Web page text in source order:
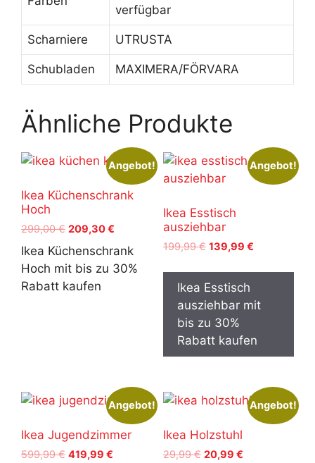
verfügbar
Scharniere UTRUSTA
Schubladen MAXIMERA/FÖRVARA
Ähnliche Produkte
Angebot!
Ikea Küchenschrank
Hoch
299,00€ Ursprünglicher
Preis
war:
299,00 €
209,30€
Preis
ist:
209,30 €.
Ikea Küchenschrank
Hoch mit bis zu 30%
Rabatt kaufen
Angebot!
Ikea Esstisch
ausziehbar
199,99€ Ursprünglicher
war:
199,99 €
139,99 €Aktueller
ist:
Ikea Esstisch
ausziehbar mit
bis zu 30%
Rabatt kaufen
Angebot!
Ikea Jugendzimmer
599,99€ Ursprünglicher
419,99 €
Angebot!
Ikea Holzstuhl
29,99€ Ursprünglicher
20,99 €Aktueller